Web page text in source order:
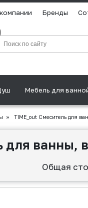
Бренды
Мебель для
» TIME_out Смеситель для
для ванны,
Общая